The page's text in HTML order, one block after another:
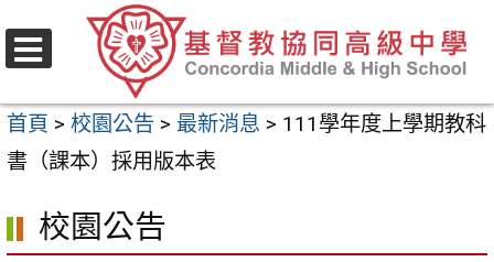
至
要
內
區
首頁 > 校園公告 > 最新消息 > 111學年度上學期教科
書（課本）採用版本表
校園公告
選
單